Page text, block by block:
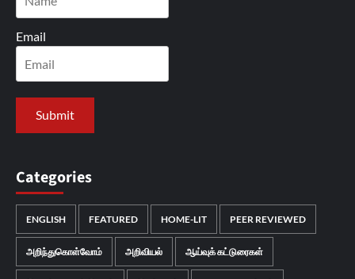
Email
Categories
ENGLISH FEATURED HOME-LIT PEER REVIEWED
அறிந்துகொள்வோம் அறிவியல் ஆய்வுக் கட்டுரைகள்